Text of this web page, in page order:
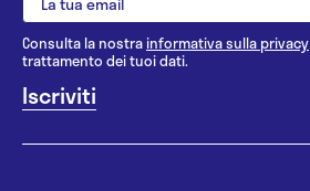
Consulta la nostrainformativa sulla privacy
trattamento dei tuoi dati.